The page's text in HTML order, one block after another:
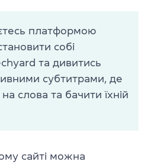
платформою
собі
та дивитись
субтитрами, де
слова та бачити їхній
сайті можна